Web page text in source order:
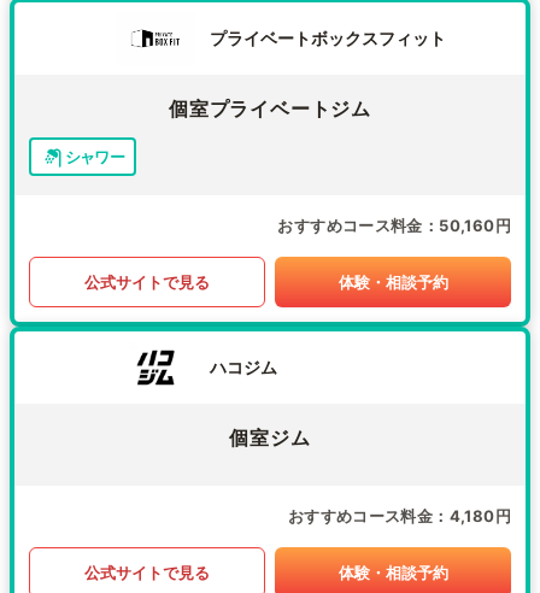
プライベートボックスフィット
個室プライベートジム
シャワー
おすすめコース料金 50,160円
公式サイトで見る 体験・相談予約
ハコジム
個室ジム
おすすめコース料金 4,180円
公式サイトで見る 体験・相談予約